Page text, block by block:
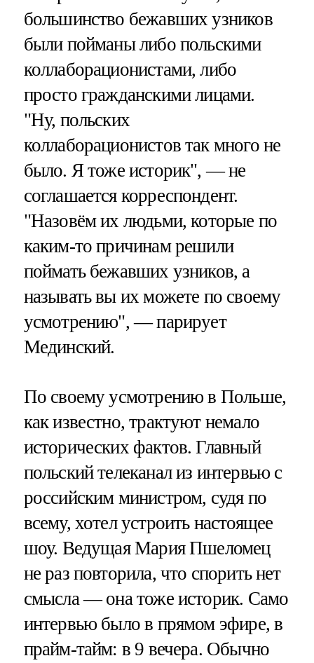
большинство бежавших узников
были пойманы либо польскими
коллаборационистами, либо
просто гражданскими лицами.
"Ну, польских
коллаборационистов так много не
было. Я тоже историк", — не
соглашается корреспондент.
"Назовём их людьми, которые по
каким-то причинам решили
поймать бежавших узников, а
называть вы их можете по своему
усмотрению", — парирует
Мединский.
По своему усмотрению в Польше,
как известно, трактуют немало
исторических фактов. Главный
польский телеканал из интервью с
российским министром, судя по
всему, хотел устроить настоящее
шоу. Ведущая Мария Пшеломец
не раз повторила, что спорить нет
смысла — она тоже историк. Само
интервью было в прямом эфире, в
прайм-тайм: в 9 вечера. Обычно